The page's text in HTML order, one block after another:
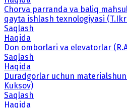
Chorva parranda va baliq
qayta ishlash texnologiyasi
Saqlash
Haqida
Don omborlari va elevatorlar
Saqlash
Haqida
Duradgorlar uchun
Kuksov)
Saqlash
Haqida